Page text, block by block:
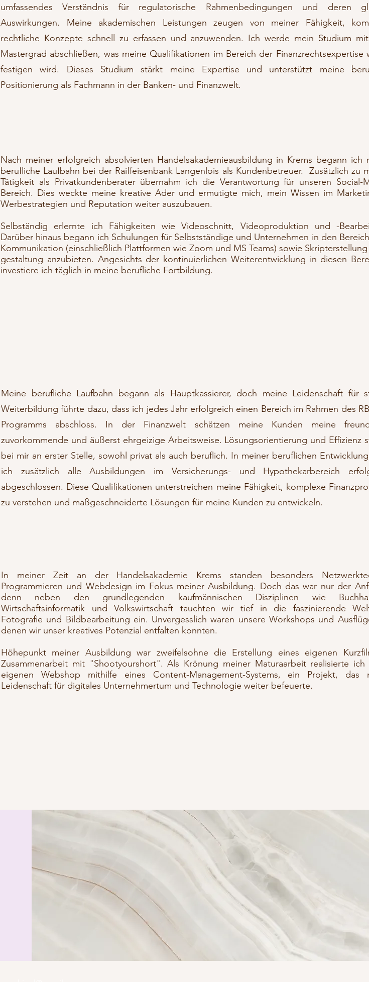
umfassendes Verständnis für regulatorische Rahmenbedingungen und deren
Auswirkungen. Meine akademischen Leistungen zeugen von meiner Fähigkeit,
rechtliche Konzepte schnell zu erfassen und anzuwenden. Ich werde mein Studium
Mastergrad abschließen, was meine Qualifikationen im Bereich der Finanzrechtsexpertise
festigen wird. Dieses Studium stärkt meine Expertise und unterstützt meine
Positionierung als Fachmann in der Banken- und Finanzwelt.
Nach meiner erfolgreich absolvierten Handelsakademieausbildung in Krems begann ich
berufliche Laufbahn bei der Raiffeisenbank Langenlois als Kundenbetreuer. Zusätzlich zu
Tätigkeit als Privatkundenberater übernahm ich die Verantwortung für unseren Social-
Bereich. Dies weckte meine kreative Ader und ermutigte mich, mein Wissen im
Werbestrategien und Reputation weiter auszubauen.
Selbständig erlernte ich Fähigkeiten wie Videoschnitt, Videoproduktion und -
Darüber hinaus begann ich Schulungen für Selbstständige und Unternehmen in den
Kommunikation (einschließlich Plattformen wie Zoom und MS Teams) sowie
gestaltung anzubieten. Angesichts der kontinuierlichen Weiterentwicklung in diesen
investiere ich täglich in meine berufliche Fortbildung.
Meine berufliche Laufbahn begann als Hauptkassierer, doch meine Leidenschaft für
Weiterbildung führte dazu, dass ich jedes Jahr erfolgreich einen Bereich im Rahmen des
Programms abschloss. ​In der Finanzwelt schätzen meine Kunden meine
zuvorkommende und äußerst ehrgeizige Arbeitsweise. Lösungsorientierung und Effizienz
bei mir an erster Stelle, sowohl privat als auch beruflich. In meiner beruflichen
ich zusätzlich alle Ausbildungen im Versicherungs- und Hypothekarbereich
abgeschlossen. Diese Qualifikationen unterstreichen meine Fähigkeit, komplexe
zu verstehen und maßgeschneiderte Lösungen für meine Kunden zu entwickeln.
In meiner Zeit an der Handelsakademie Krems standen besonders
Programmieren und Webdesign im Fokus meiner Ausbildung. Doch das war nur der
denn neben den grundlegenden kaufmännischen Disziplinen wie
Wirtschaftsinformatik und Volkswirtschaft tauchten wir tief in die faszinierende
Fotografie und Bildbearbeitung ein. Unvergesslich waren unsere Workshops und
denen wir unser kreatives Potenzial entfalten konnten.
Höhepunkt meiner Ausbildung war zweifelsohne die Erstellung eines eigenen
Zusammenarbeit mit "Shootyourshort". Als Krönung meiner Maturaarbeit realisierte ich
eigenen Webshop mithilfe eines Content-Management-Systems, ein Projekt, das
Leidenschaft für digitales Unternehmertum und Technologie weiter befeuerte.